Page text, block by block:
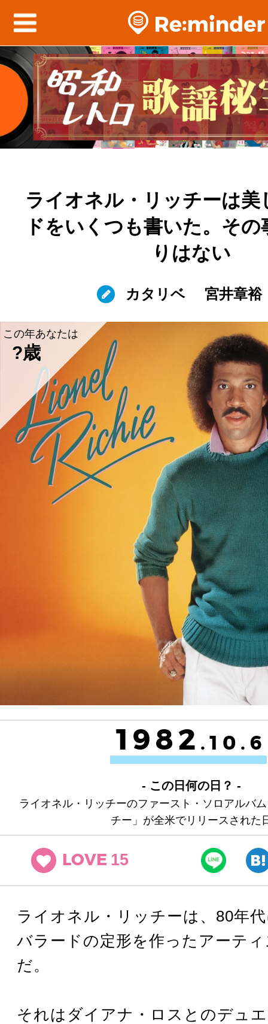
ライオネル・リッチーは美
ドをいくつも書いた。そ
りはない
カタリベ 宮井章裕
この年あなたは
?歳
1982 .10.6
- この日何の日？ -
ライオネル・リッチーのファースト・ソロアルバ
チー」が全米でリリースされた
LOVE 15
ライオネル・リッチーは、80年
バラードの定形を作ったアーテ
だ。
それはダイアナ・ロスとのデュ